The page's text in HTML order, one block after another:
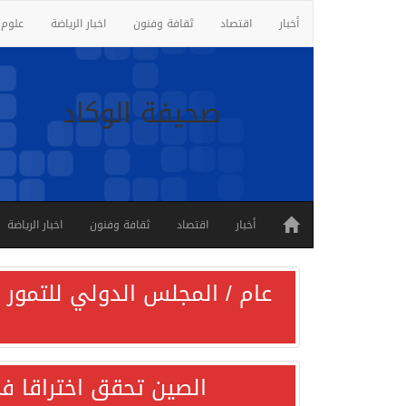
أخبار اقتصاد ثقافة وفنون اخبار الرياضة
صحيفة الوكاد
أخبار اقتصاد ثقافة وفنون اخبار الرياضة
عام / المجلس الدولي للتمور
الصين تحقق اختراقا